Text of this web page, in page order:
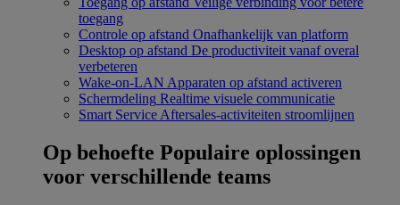
toegang
Controle op afstand Onafhankelijk van platform
Desktop op afstand De productiviteit vanaf overal
verbeteren
Wake-on-LAN Apparaten op afstand activeren
Schermdeling Realtime visuele communicatie
Smart Service Aftersales-activiteiten stroomlijnen
Op behoefte Populaire oplossingen
voor verschillende teams